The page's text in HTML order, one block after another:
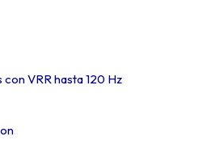
VRR hasta 120 Hz